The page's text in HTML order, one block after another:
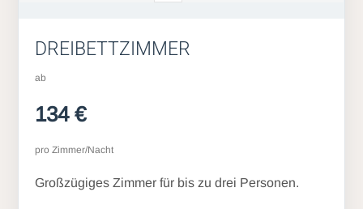
DREIBETTZIMMER
ab
134 €
pro Zimmer/Nacht
Großzügiges Zimmer für bis zu drei Personen.